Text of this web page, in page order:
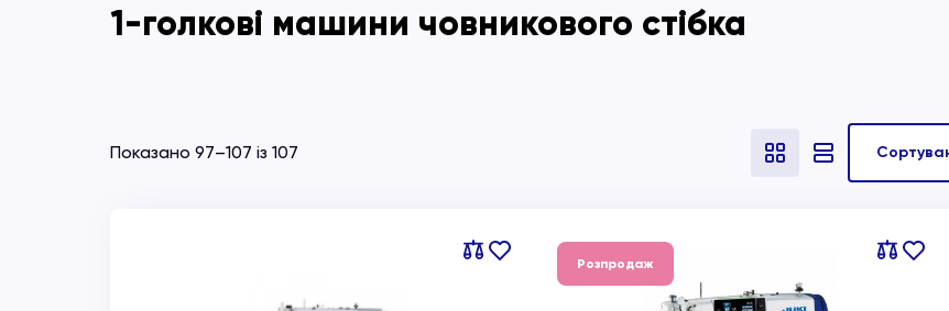
1-голкові машини човникового стібка
Показано 97–107 із 107
Порівняти
В
Порівняти
В
Розпродаж